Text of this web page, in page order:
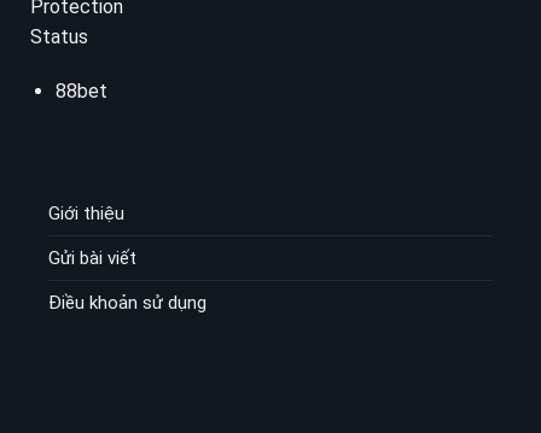
88bet
Giới thiệu
Gửi bài viết
Điều khoản sử dụng